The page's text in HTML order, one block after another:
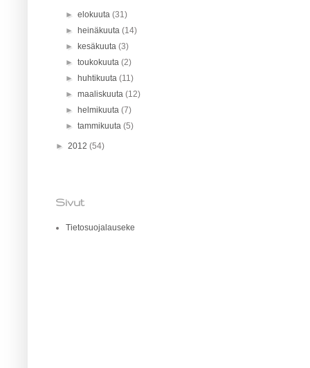
►elokuuta(31)
►heinäkuuta(14)
►kesäkuuta(3)
►toukokuuta(2)
►huhtikuuta(11)
►maaliskuuta(12)
►helmikuuta(7)
►tammikuuta(5)
► 2012 (54)
Sivut
Tietosuojalauseke